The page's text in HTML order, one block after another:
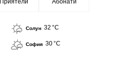
Приятели
Абонати
Солун 32 °C
София 30 °C